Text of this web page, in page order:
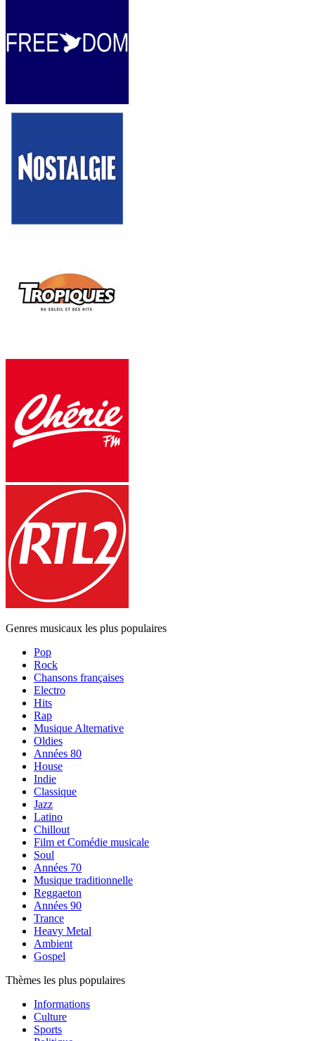
Genres musicaux les plus populaires
Pop
Rock
Chansons françaises
Electro
Hits
Rap
Musique Alternative
Oldies
Années 80
House
Indie
Classique
Jazz
Latino
Chillout
Film et Comédie musicale
Soul
Années 70
Musique traditionnelle
Reggaeton
Années 90
Trance
Heavy Metal
Ambient
Gospel
Thèmes les plus populaires
Informations
Culture
Sports